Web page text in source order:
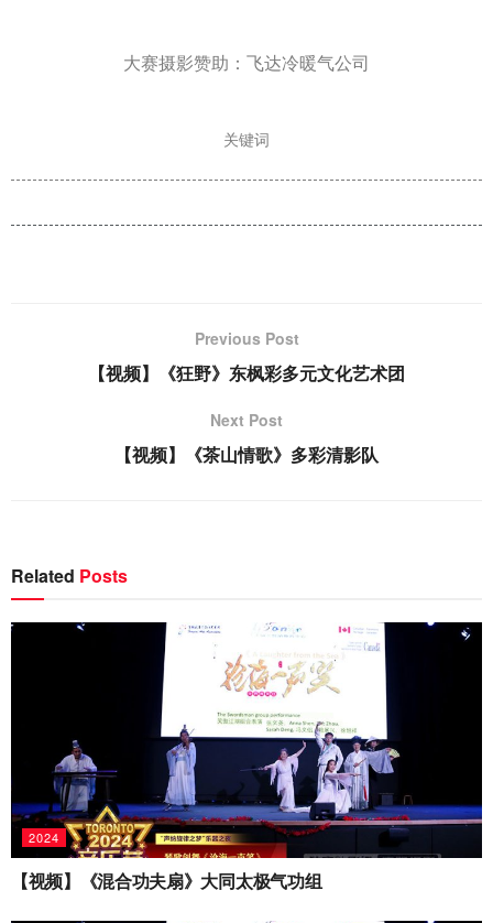
大赛摄影赞助：飞达冷暖气公司
关键词
Previous Post
【视频】《狂野》东枫彩多元文化艺术团
Next Post
【视频】《茶山情歌》多彩清影队
Related Posts
2024
【视频】《混合功夫扇》大同太极气功组